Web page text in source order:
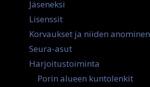
Jäseneksi
Lisenssit
Korvaukset ja niiden anominen
Seura-asut
Harjoitustoiminta
Porin alueen kuntolenkit